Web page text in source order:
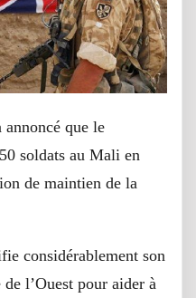
annoncé que le
soldats au Mali en
de maintien de la
considérablement son
l’Ouest pour aider à